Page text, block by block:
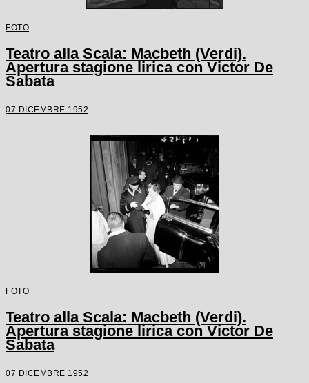
FOTO
Teatro alla Scala: Macbeth (Verdi).
Apertura stagione lirica con Victor De
Sabata
07 DICEMBRE 1952
FOTO
Teatro alla Scala: Macbeth (Verdi).
Apertura stagione lirica con Victor De
Sabata
07 DICEMBRE 1952